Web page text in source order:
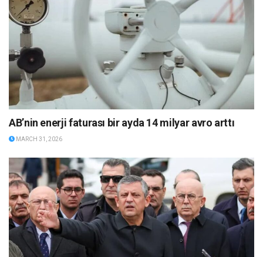
AB’nin enerji faturası bir ayda 14 milyar avro arttı
MARCH 31, 2026